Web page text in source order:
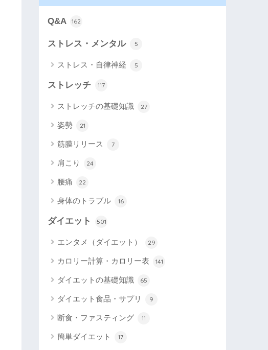
Q&A 162
ストレス・メンタル 5
ストレス・自律神経 5
ストレッチ 117
ストレッチの基礎知識 27
姿勢 21
筋膜リリース 7
肩こり 24
腰痛 22
身体のトラブル 16
ダイエット 501
エンタメ（ダイエット） 29
カロリー計算・カロリー表 141
ダイエットの基礎知識 65
ダイエット食品・サプリ 9
断食・ファスティング 11
簡単ダイエット 17